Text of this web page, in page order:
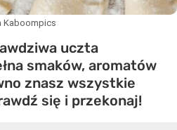
Kaboompics
uczta
smaków, aromatów
znasz wszystkie
się i przekonaj!